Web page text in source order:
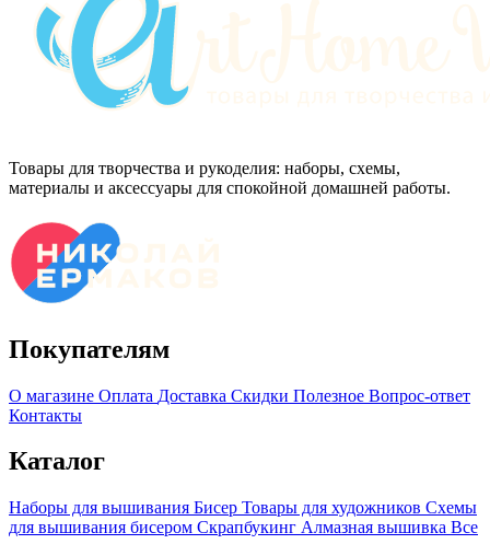
Товары для творчества и рукоделия: наборы, схемы,
материалы и аксессуары для спокойной домашней работы.
Покупателям
О магазине Оплата Доставка Скидки Полезное Вопрос-ответ
Контакты
Каталог
Наборы для вышивания Бисер Товары для художников Схемы
для вышивания бисером Скрапбукинг Алмазная вышивка Все